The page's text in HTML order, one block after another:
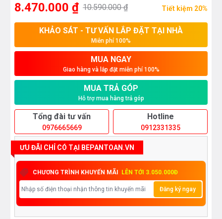
8.470.000 ₫ 10.590.000 ₫ Tiết kiệm 20%
KHẢO SÁT - TƯ VẤN LẮP ĐẶT TẠI NHÀ
Miễn phí 100%
MUA NGAY
Giao hàng và lắp đặt miễn phí 100%
MUA TRẢ GÓP
Hỗ trợ mua hàng trả góp
Tổng đài tư vấn
0976665669
Hotline
0912331335
ƯU ĐÃI CHỈ CÓ TẠI BEPANTOAN.VN
CHƯƠNG TRÌNH KHUYẾN MÃI LÊN TỚI 3.050.000Đ
Đăng ký ngay